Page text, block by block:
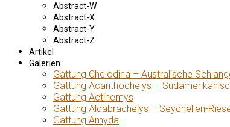
Abstract-W
Abstract-X
Abstract-Y
Abstract-Z
Artikel
Galerien
Gattung Chelodina – Australische
Gattung Acanthochelys –
Gattung Actinemys
Gattung Aldabrachelys – Seychellen-
Gattung Amyda